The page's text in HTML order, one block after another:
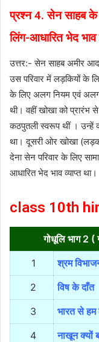
प्रश्न 4. सेन साहब के
लिंग-आधारित भेद
उत्तर:- सेन साहब अमीर
उस परिवार में लड़कियों के
के लिए अलग नियम एवं अलग
थी। वहीं खोखा को प्रारंभ
कठपुतली स्वरूप थीं । उन्हें
था। दूसरी ओर खोखा
देना सेन परिवार के लिए
आधारित भेद भाव व्याप्त था।
class 10th
गोधूलि भाग 2
1
श्रम
2 विष के दाँत
3 भारत से हम
4 नाखून क्यों